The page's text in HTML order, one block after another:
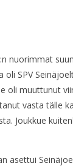
nuorimmat
oli SPV
oli muuttunut
vasta tälle
Joukkue
asettui